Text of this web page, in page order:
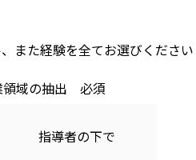
また経験を全てお選びください
域の抽出
指導者の下で